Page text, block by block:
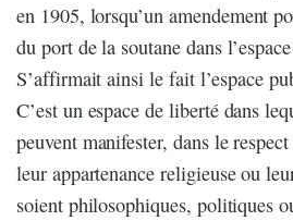
en 1905, lorsqu’un amendement
du port de la soutane dans
S’affirmait ainsi le fait l’espace
C’est un espace de liberté dans
peuvent manifester, dans le
leur appartenance religieuse ou
soient philosophiques, politiques